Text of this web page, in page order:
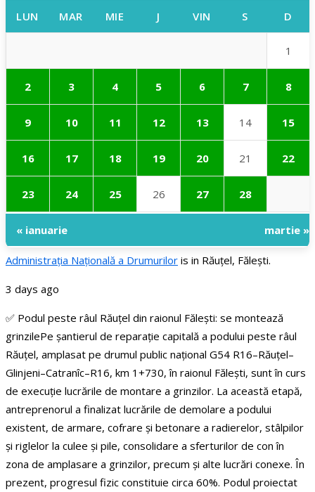
LUN MAR MIE J VIN S D
1
2 3 4 5 6 7 8
9 10 11 12 13 14 15
16 17 18 19 20 21 22
23 24 25 26 27 28
« ianuarie martie »
Administraţia Națională a Drumurilor is in Răuțel, Fălești.
3 days ago
✅ Podul peste râul Răuțel din raionul Fălești: se montează
grinzilePe șantierul de reparație capitală a podului peste râul
Răuțel, amplasat pe drumul public național G54 R16–Răuțel–
Glinjeni–Catranîc–R16, km 1+730, în raionul Fălești, sunt în curs
de execuție lucrările de montare a grinzilor. La această etapă,
antreprenorul a finalizat lucrările de demolare a podului
existent, de armare, cofrare și betonare a radierelor, stâlpilor
și riglelor la culee și pile, consolidare a sferturilor de con în
zona de amplasare a grinzilor, precum și alte lucrări conexe. În
prezent, progresul fizic constituie circa 60%. Podul proiectat